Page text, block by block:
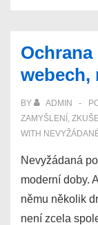
hotspotu
z
s
Windows
7
webech,
BY ADMIN
ZAMYŠLENÍ ,
WITH
Nevyžádaná
moderní doby.
němu několik
není zcela